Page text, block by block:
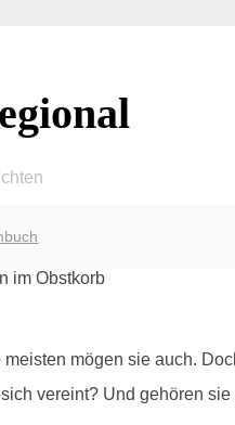
mögen sie auch.
vereint? Und gehören